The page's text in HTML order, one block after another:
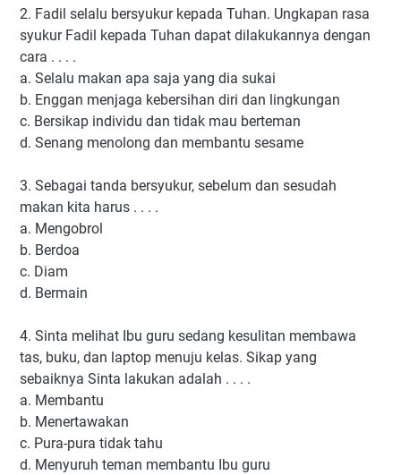
2. Fadil selalu bersyukur kepada Tuhan. Ungkapan rasa
syukur Fadil kepada Tuhan dapat dilakukannya dengan
cara . . . .
a. Selalu makan apa saja yang dia sukai
b. Enggan menjaga kebersihan diri dan lingkungan
c. Bersikap individu dan tidak mau berteman
d. Senang menolong dan membantu sesame
3. Sebagai tanda bersyukur, sebelum dan sesudah
makan kita harus . . . .
a. Mengobrol
b. Berdoa
c. Diam
d. Bermain
4. Sinta melihat Ibu guru sedang kesulitan membawa
tas, buku, dan laptop menuju kelas. Sikap yang
sebaiknya Sinta lakukan adalah . . . .
a. Membantu
b. Menertawakan
c. Pura-pura tidak tahu
d. Menyuruh teman membantu Ibu guru